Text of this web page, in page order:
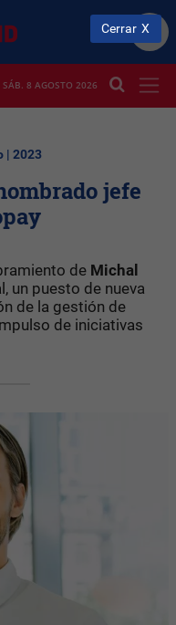
SÁB. 8 AGOSTO 2026
| 2023
jefe
de Michal
un puesto de nueva
de la gestión de
de iniciativas
Cerrar